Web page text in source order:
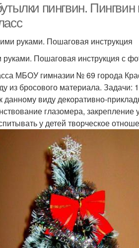
пингвин.
руками. Пошаговая инструкция
Пошаговая инструкция с
МБОУ гимназии № 69 города
из бросового материала. Задачи:
виду декоративно-
глазомера,
у детей творческое